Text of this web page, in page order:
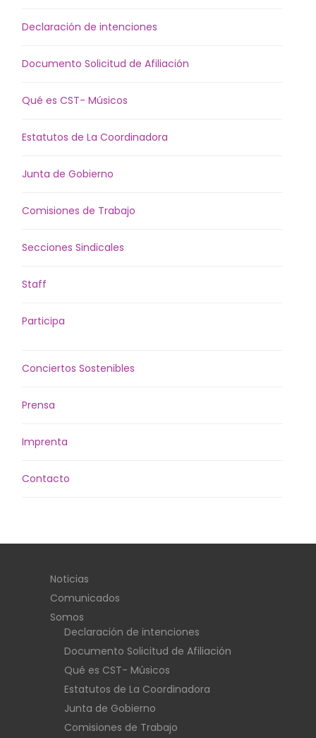
Declaración de intenciones
Documento Solicitud de Afiliación
Qué es CST- Músicos
Estatutos de La Coordinadora
Junta de Gobierno
Comisiones de Trabajo
Secciones Sindicales
Staff
Participa
Conciertos Sostenibles
Prensa
Imprenta
Contacto
Noticias
Comunicados
Somos
Declaración de intenciones
Documento Solicitud de Afiliación
Qué es CST- Músicos
Estatutos de La Coordinadora
Junta de Gobierno
Comisiones de Trabajo